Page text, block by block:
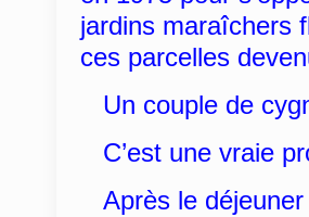
jardins maraîchers
ces parcelles
Un couple de
C’est une vraie
Après le déjeuner